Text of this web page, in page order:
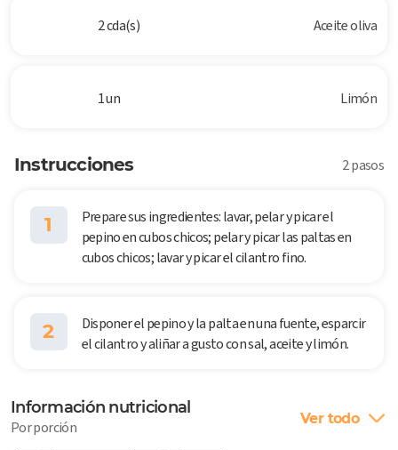
2 cda(s) Aceite oliva
1 un Limón
Instrucciones 2 pasos
1
Prepare sus ingredientes: lavar, pelar y picar el
pepino en cubos chicos; pelar y picar las paltas en
cubos chicos; lavar y picar el cilantro fino.
2
Disponer el pepino y la palta en una fuente, esparcir
el cilantro y aliñar a gusto con sal, aceite y limón.
Información nutricional
Por porción Ver todo